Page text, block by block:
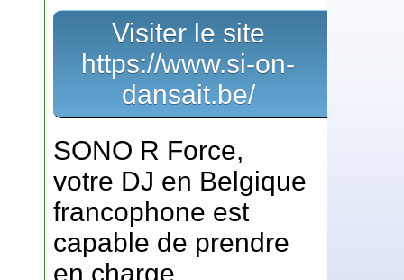
Visiter le site
https://www.si-on-
dansait.be/
SONO R Force,
votre DJ en Belgique
francophone est
capable de prendre
en charge